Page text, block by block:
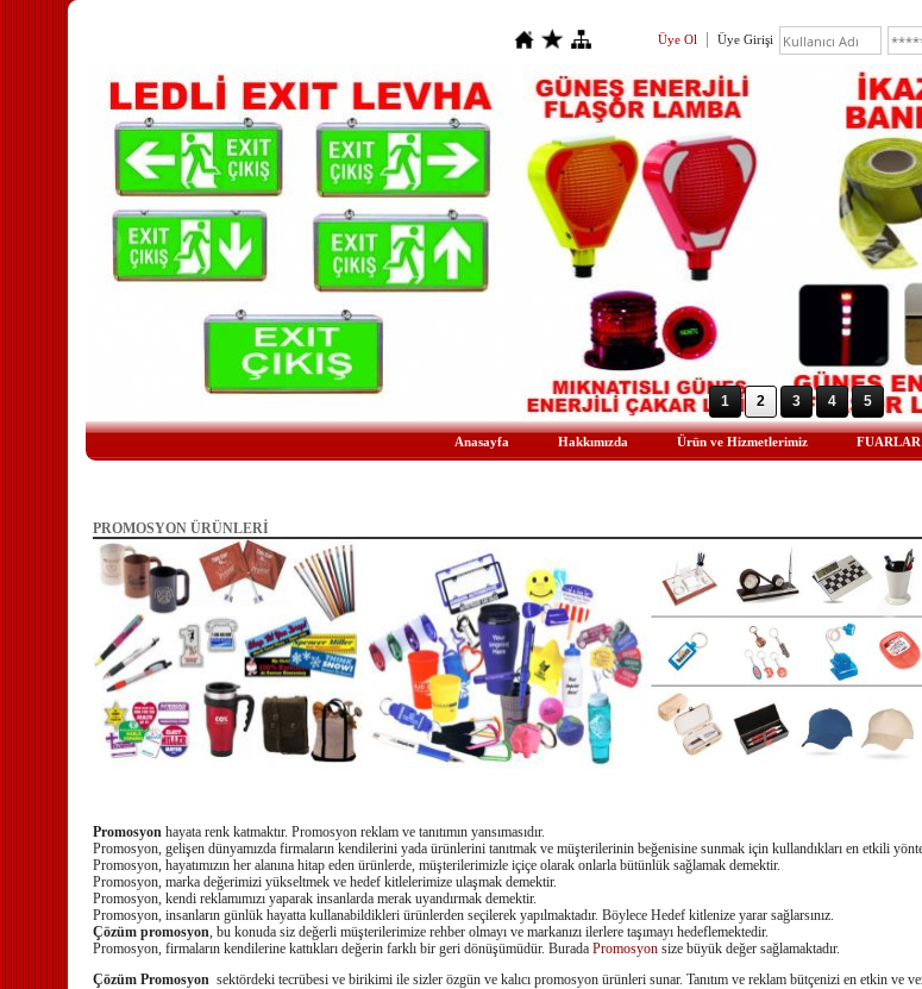
Üye Ol Üye Girişi
1 2 3 4 5
Anasayfa Hakkımızda Ürün ve Hizmetlerimiz FUARLAR
PROMOSYON ÜRÜNLERİ
Promosyon hayata renk katmaktır. Promosyon reklam ve tanıtımın yansımasıdır.
Promosyon, gelişen dünyamızda firmaların kendilerini yada ürünlerini tanıtmak ve müşterilerinin beğenisine sunmak için kullandıkları en etkili
Promosyon, hayatımızın her alanına hitap eden ürünlerde, müşterilerimizle içiçe olarak onlarla bütünlük sağlamak demektir.
Promosyon, marka değerimizi yükseltmek ve hedef kitlelerimize ulaşmak demektir.
Promosyon, kendi reklamımızı yaparak insanlarda merak uyandırmak demektir.
Promosyon, insanların günlük hayatta kullanabildikleri ürünlerden seçilerek yapılmaktadır. Böylece Hedef kitlenize yarar sağlarsınız.
Çözüm promosyon, bu konuda siz değerli müşterilerimize rehber olmayı ve markanızı ilerlere taşımayı hedeflemektedir.
Promosyon, firmaların kendilerine kattıkları değerin farklı bir geri dönüşümüdür. Burada Promosyon size büyük değer sağlamaktadır.
Çözüm Promosyon sektördeki tecrübesi ve birikimi ile sizler özgün ve kalıcı promosyon ürünleri sunar. Tanıtım ve reklam bütçenizi en etkin ve